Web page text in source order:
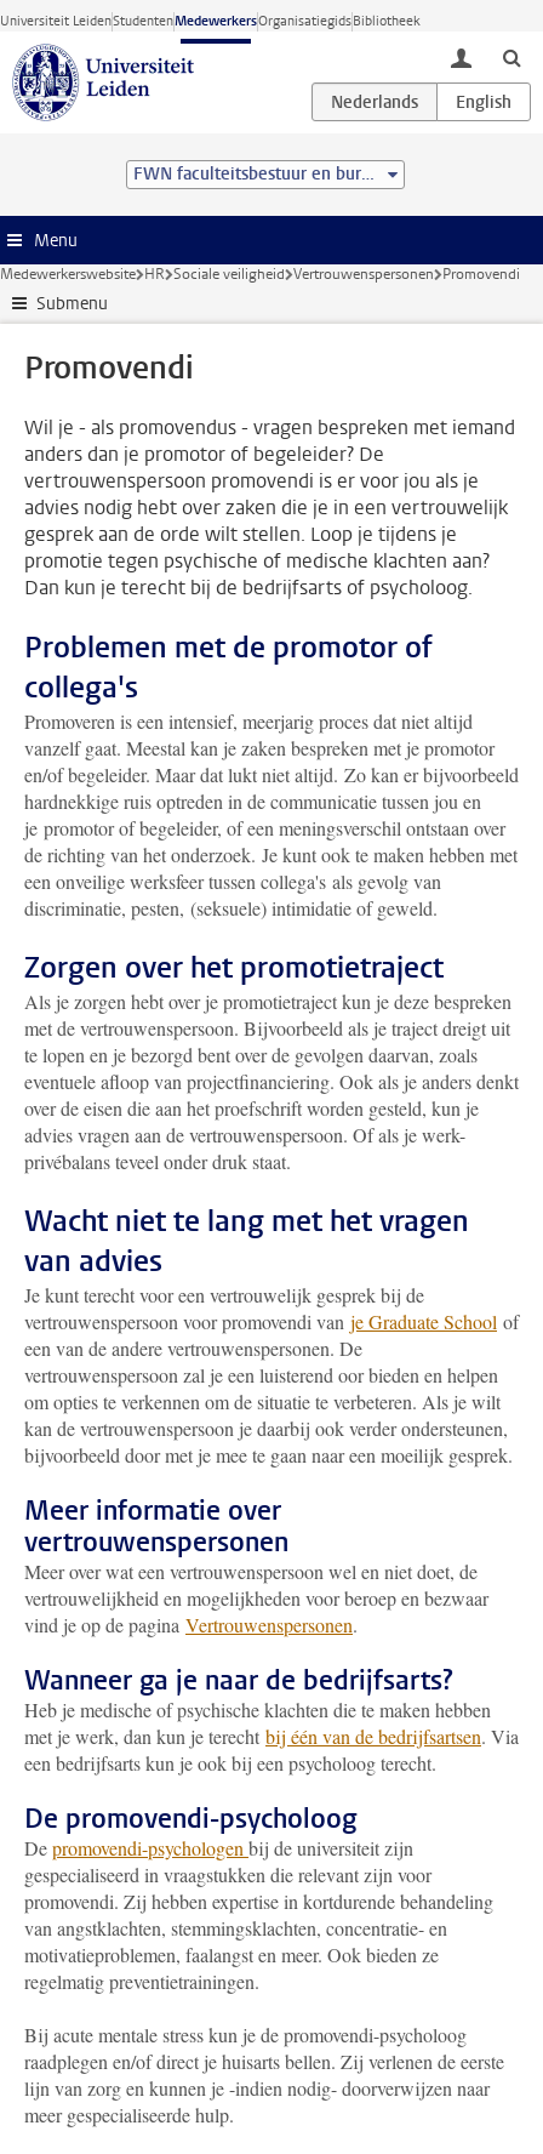
Ga direct naar de inhoud
Universiteit LeidenStudentenMedewerkersOrganisatiegidsBibliotheek
toggle
FWN faculteitsbestuur en bureau
Menu
Medewerkerswebsite HR Sociale veiligheid Vertrouwenspersonen Promovendi
Submenu
Promovendi
Wil je - als promovendus - vragen bespreken met iemand
anders dan je promotor of begeleider? De
vertrouwenspersoon promovendi is er voor jou als je
advies nodig hebt over zaken die je in een vertrouwelijk
gesprek aan de orde wilt stellen. Loop je tijdens je
promotie tegen psychische of medische klachten aan?
Dan kun je terecht bij de bedrijfsarts of psycholoog.
Problemen met de promotor of
collega's
Promoveren is een intensief, meerjarig proces dat niet altijd
vanzelf gaat. Meestal kan je zaken bespreken met je promotor
en/of begeleider. Maar dat lukt niet altijd. Zo kan er bijvoorbeeld
hardnekkige ruis optreden in de communicatie tussen jou en
je promotor of begeleider, of een meningsverschil ontstaan over
de richting van het onderzoek. Je kunt ook te maken hebben met
een onveilige werksfeer tussen collega's als gevolg van
discriminatie, pesten, (seksuele) intimidatie of geweld.
Zorgen over het promotietraject
Als je zorgen hebt over je promotietraject kun je deze bespreken
met de vertrouwenspersoon. Bijvoorbeeld als je traject dreigt uit
te lopen en je bezorgd bent over de gevolgen daarvan, zoals
eventuele afloop van projectfinanciering. Ook als je anders denkt
over de eisen die aan het proefschrift worden gesteld, kun je
advies vragen aan de vertrouwenspersoon. Of als je werk-
privébalans teveel onder druk staat.
Wacht niet te lang met het vragen
van advies
Je kunt terecht voor een vertrouwelijk gesprek bij de
vertrouwenspersoon voor promovendi van je Graduate School of
een van de andere vertrouwenspersonen. De
vertrouwenspersoon zal je een luisterend oor bieden en helpen
om opties te verkennen om de situatie te verbeteren. Als je wilt
kan de vertrouwenspersoon je daarbij ook verder ondersteunen,
bijvoorbeeld door met je mee te gaan naar een moeilijk gesprek.
Meer informatie over
vertrouwenspersonen
Meer over wat een vertrouwenspersoon wel en niet doet, de
vertrouwelijkheid en mogelijkheden voor beroep en bezwaar
vind je op de pagina Vertrouwenspersonen.
Wanneer ga je naar de bedrijfsarts?
Heb je medische of psychische klachten die te maken hebben
met je werk, dan kun je terecht bij één van de bedrijfsartsen. Via
een bedrijfsarts kun je ook bij een psycholoog terecht.
De promovendi-psycholoog
Depromovendi-psychologen bij de universiteit zijn
gespecialiseerd in vraagstukken die relevant zijn voor
promovendi. Zij hebben expertise in kortdurende behandeling
van angstklachten, stemmingsklachten, concentratie- en
motivatieproblemen, faalangst en meer. Ook bieden ze
regelmatig preventietrainingen.
Bij acute mentale stress kun je de promovendi-psycholoog
raadplegen en/of direct je huisarts bellen. Zij verlenen de eerste
lijn van zorg en kunnen je -indien nodig- doorverwijzen naar
meer gespecialiseerde hulp.